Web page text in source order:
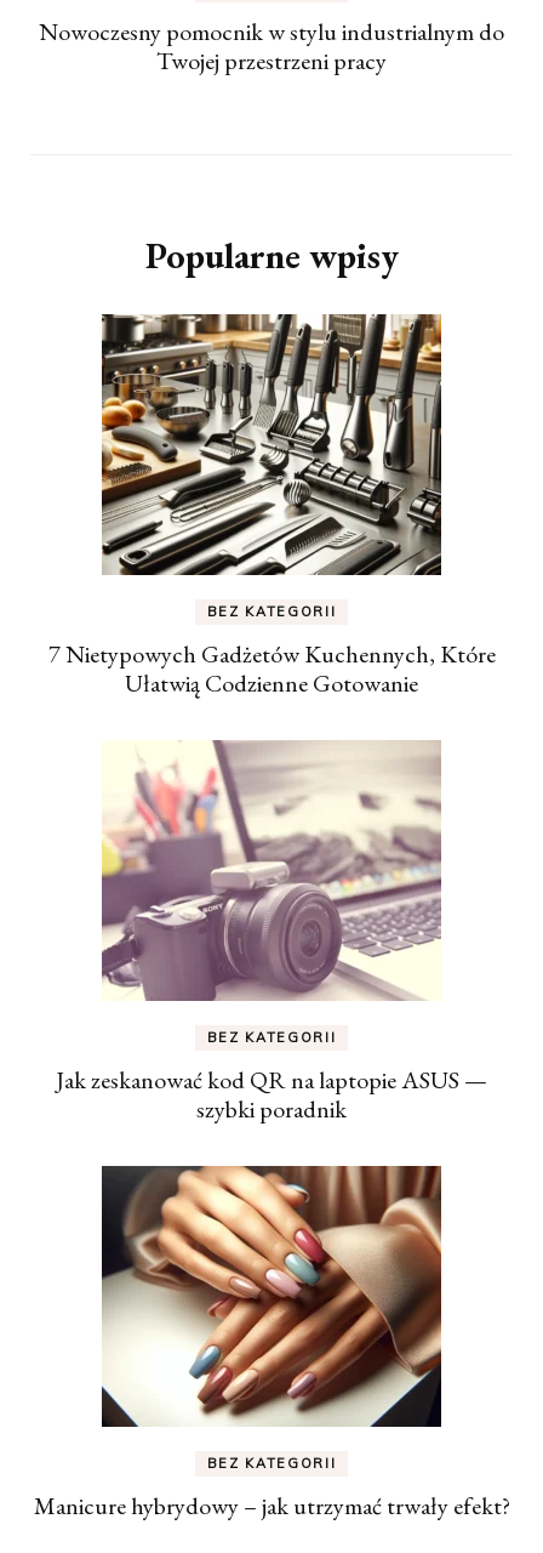
Nowoczesny pomocnik w stylu industrialnym do
Twojej przestrzeni pracy
Popularne wpisy
BEZ KATEGORII
7 Nietypowych Gadżetów Kuchennych, Które
Ułatwią Codzienne Gotowanie
BEZ KATEGORII
Jak zeskanować kod QR na laptopie ASUS —
szybki poradnik
BEZ KATEGORII
Manicure hybrydowy – jak utrzymać trwały efekt?